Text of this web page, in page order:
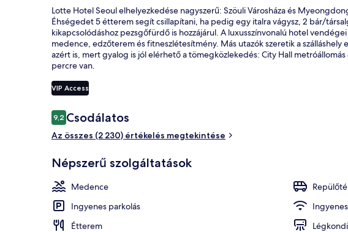
Lotte Hotel Seoul elhelyezkedése nagyszerű: Szöuli Városháza és
Éhségedet 5 étterem segít csillapítani, ha pedig egy italra vágysz, 2 bár/
kikapcsolódáshoz pezsgőfürdő is hozzájárul. A luxusszínvonalú hotel
medence, edzőterem és fitneszlétesítmény. Más utazók szeretik a szálláshely
azért is, mert gyalog is jól elérhető a tömegközlekedés: City Hall
percre van.
VIP Access
Értékelések
9,29,2 ennyiből: 10
Csodálatos
Az összes (2 230) értékelés megtekintése
Népszerű szolgáltatások
Medence
Ingyenes parkolás
Étterem